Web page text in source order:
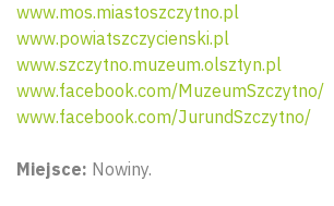
www.mos.miastoszczytno.pl
www.powiatszczycienski.pl
www.szczytno.muzeum.olsztyn.pl
www.facebook.com/MuzeumSzczytno/
www.facebook.com/JurundSzczytno/
Miejsce: Nowiny.